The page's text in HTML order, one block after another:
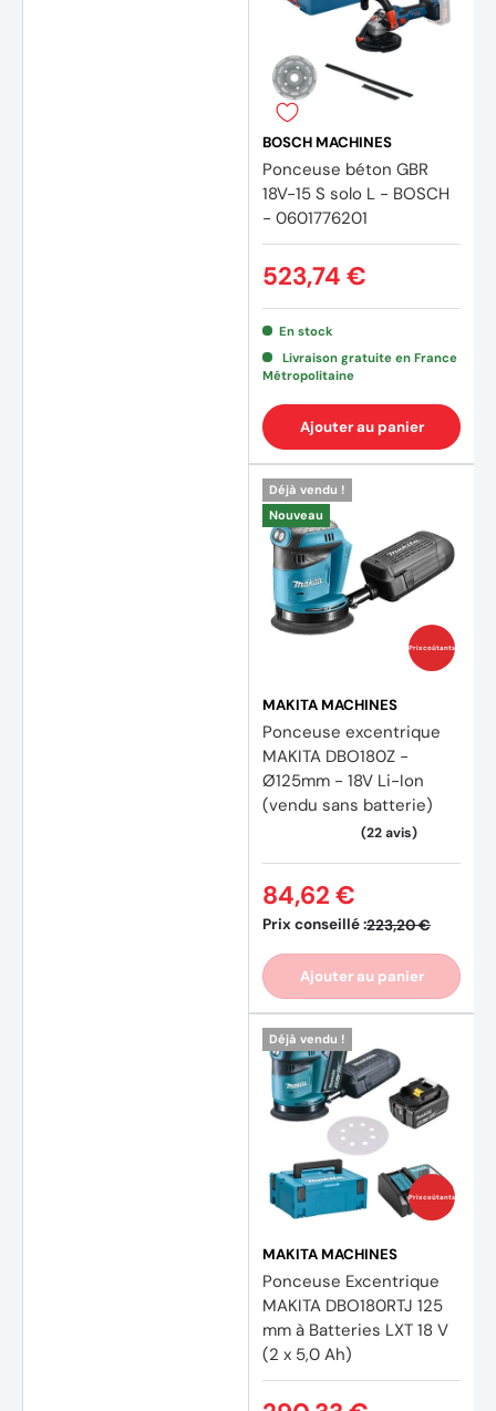
BOSCH MACHINES
Ponceuse béton GBR
18V-15 S solo L - BOSCH
- 0601776201
523,74 €
En stock
Livraison gratuite en France
Métropolitaine
Ajouter au panier
Prix coûtants
Déjà vendu !
Nouveau
MAKITA MACHINES
Ponceuse excentrique
MAKITA DBO180Z -
Ø125mm - 18V Li-Ion
(vendu sans batterie)
Prix conseillé :223,20 €
84,62 €
Ajouter au panier
Prix coûtants
Déjà vendu !
MAKITA MACHINES
Ponceuse Excentrique
MAKITA DBO180RTJ 125
mm à Batteries LXT 18 V
(2 x 5,0 Ah)